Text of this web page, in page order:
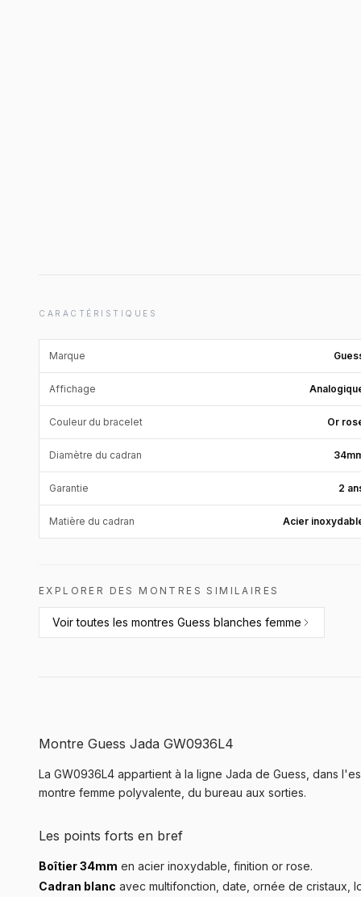
CARACTÉRISTIQUES
Marque
Affichage
Couleur du bracelet Or
Diamètre du cadran
Garantie 2
Matière du cadran Acier
EXPLORER DES MONTRES SIMILAIRES
Voir toutes les montres Guess blanches femme
Montre Guess Jada GW0936L4
La GW0936L4 appartient à la ligne Jada de Guess, dans
montre femme polyvalente, du bureau aux sorties.
Les points forts en bref
Boîtier 34mm en acier inoxydable, finition or rose.
Cadran blanc avec multifonction, date, ornée de cristaux,